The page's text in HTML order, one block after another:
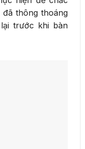
thông thoáng
trước khi bàn